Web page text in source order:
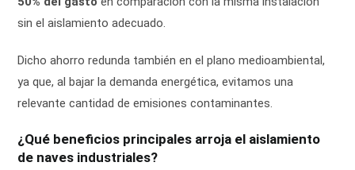
sin el aislamiento adecuado.
Dicho ahorro redunda también en el plano medioambiental,
ya que, al bajar la demanda energética, evitamos una
relevante cantidad de emisiones contaminantes.
¿Qué beneficios principales arroja el aislamiento
de naves industriales?